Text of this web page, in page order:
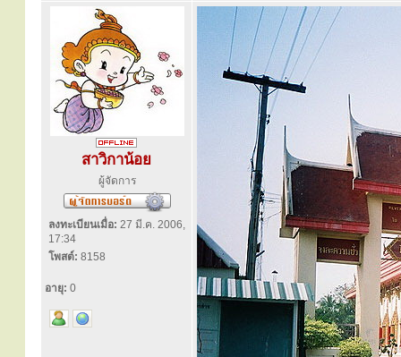
สาวิกาน้อย
ผู้จัดการ
ลงทะเบียนเมื่อ: 27 มี.ค. 2006,
17:34
โพสต์: 8158
อายุ: 0